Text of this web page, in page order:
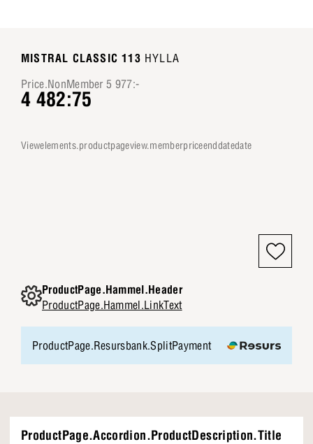
MISTRAL CLASSIC 113 HYLLA
Price.NonMember 5 977:-
4 482:75
viewelements.productpageview.memberpriceenddatedate
ProductPage.Hammel.Header
ProductPage.Hammel.LinkText
ProductPage.Resursbank.SplitPayment
ProductPage.Accordion.ProductDescription.Title